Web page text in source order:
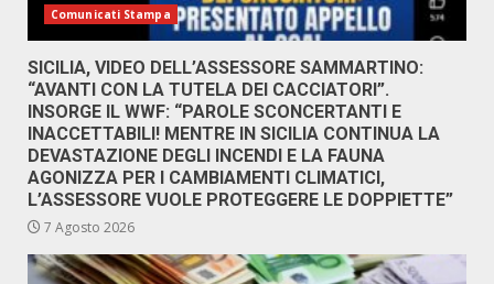
Comunicati Stampa
SICILIA, VIDEO DELL’ASSESSORE SAMMARTINO:
“AVANTI CON LA TUTELA DEI CACCIATORI”.
INSORGE IL WWF: “PAROLE SCONCERTANTI E
INACCETTABILI! MENTRE IN SICILIA CONTINUA LA
DEVASTAZIONE DEGLI INCENDI E LA FAUNA
AGONIZZA PER I CAMBIAMENTI CLIMATICI,
L’ASSESSORE VUOLE PROTEGGERE LE DOPPIETTE”
7 Agosto 2026